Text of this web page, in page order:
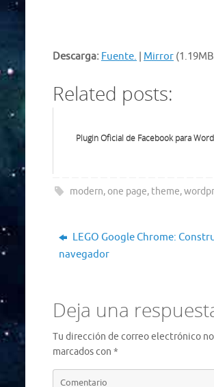
Descarga: Fuente. Mirror
Related posts:
Plugin Oficial de Facebook para
modern, one page, theme,
LEGO Google Chrome:
navegador
Deja una
Tu dirección de correo electrónico
marcados con *